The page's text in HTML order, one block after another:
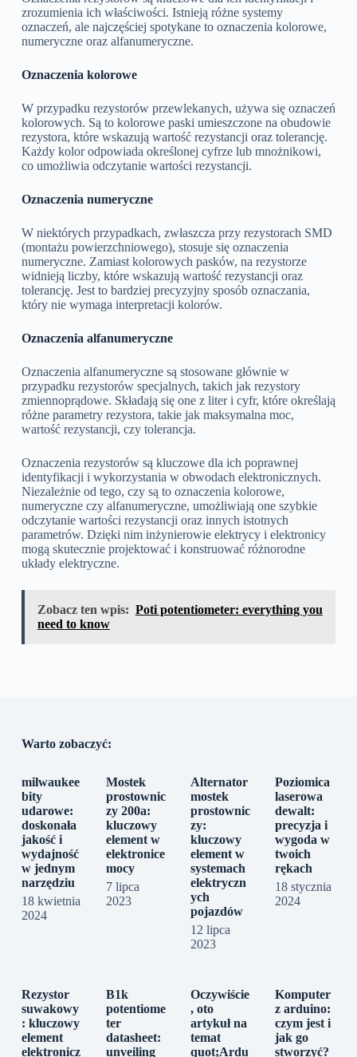
zrozumienia ich właściwości. Istnieją różne systemy
oznaczeń, ale najczęściej spotykane to oznaczenia kolorowe,
numeryczne oraz alfanumeryczne.
Oznaczenia kolorowe
W przypadku rezystorów przewlekanych, używa się oznaczeń
kolorowych. Są to kolorowe paski umieszczone na obudowie
rezystora, które wskazują wartość rezystancji oraz tolerancję.
Każdy kolor odpowiada określonej cyfrze lub mnożnikowi,
co umożliwia odczytanie wartości rezystancji.
Oznaczenia numeryczne
W niektórych przypadkach, zwłaszcza przy rezystorach SMD
(montażu powierzchniowego), stosuje się oznaczenia
numeryczne. Zamiast kolorowych pasków, na rezystorze
widnieją liczby, które wskazują wartość rezystancji oraz
tolerancję. Jest to bardziej precyzyjny sposób oznaczania,
który nie wymaga interpretacji kolorów.
Oznaczenia alfanumeryczne
Oznaczenia alfanumeryczne są stosowane głównie w
przypadku rezystorów specjalnych, takich jak rezystory
zmiennoprądowe. Składają się one z liter i cyfr, które określają
różne parametry rezystora, takie jak maksymalna moc,
wartość rezystancji, czy tolerancja.
Oznaczenia rezystorów są kluczowe dla ich poprawnej
identyfikacji i wykorzystania w obwodach elektronicznych.
Niezależnie od tego, czy są to oznaczenia kolorowe,
numeryczne czy alfanumeryczne, umożliwiają one szybkie
odczytanie wartości rezystancji oraz innych istotnych
parametrów. Dzięki nim inżynierowie elektrycy i elektronicy
mogą skutecznie projektować i konstruować różnorodne
układy elektryczne.
Zobacz ten wpis: Poti potentiometer: everything you
need to know
Warto zobaczyć:
milwaukee
bity
udarowe:
doskonała
jakość i
wydajność
w jednym
narzędziu
18 kwietnia
2024
Mostek
prostownic
zy 200a:
kluczowy
element w
elektronice
mocy
7 lipca
2023
Alternator
mostek
prostownic
zy:
kluczowy
element w
systemach
elektryczn
ych
pojazdów
12 lipca
2023
Poziomica
laserowa
dewalt:
precyzja i
wygoda w
twoich
rękach
18 stycznia
2024
Rezystor
suwakowy
: kluczowy
element
elektronicz
B1k
potentiome
ter
datasheet:
unveiling
Oczywiście
, oto
artykuł na
temat
quot;Ardu
Komputer
z arduino:
czym jest i
jak go
stworzyć?